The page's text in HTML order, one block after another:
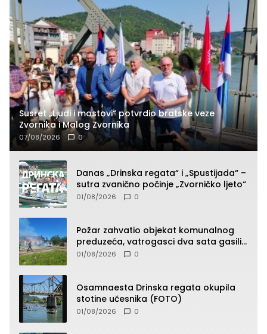
Susret „Ljudi i mostovi“ potvrdio bratske veze
Zvornika i Malog Zvornika
07/08/2026 0
Danas „Drinska regata“ i „Spustijada“ –
sutra zvanično počinje „Zvorničko ljeto“
01/08/2026 0
Požar zahvatio objekat komunalnog
preduzeća, vatrogasci dva sata gasili
vatru (FOTO)
01/08/2026 0
Osamnaesta Drinska regata okupila
stotine učesnika (FOTO)
01/08/2026 0